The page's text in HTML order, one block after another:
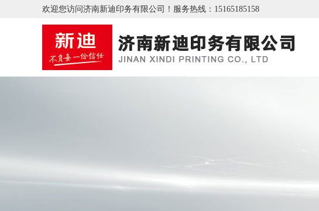
欢迎您访问济南新迪印务有限公司！ 服务热线：15165185158